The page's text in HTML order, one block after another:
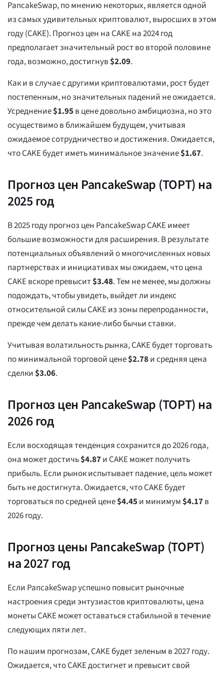
PancakeSwap, по мнению некоторых, является одной
из самых удивительных криптовалют, выросших в этом
году (CAKE). Прогноз цен на CAKE на 2024 год
предполагает значительный рост во второй половине
года, возможно, достигнув$2.09.
Как и в случае с другими криптовалютами, рост будет
постепенным, но значительных падений не ожидается.
Усреднение$1.95в цене довольно амбициозна, но это
осуществимо в ближайшем будущем, учитывая
ожидаемое сотрудничество и достижения. Ожидается,
что CAKE будет иметь минимальное значение$1.67.
Прогноз цен PancakeSwap (ТОРТ) на
2025 год
В 2025 году прогноз цен PancakeSwap CAKE имеет
большие возможности для расширения. В результате
потенциальных объявлений о многочисленных новых
партнерствах и инициативах мы ожидаем, что цена
CAKE вскоре превысит$3.48. Тем не менее, мы должны
подождать, чтобы увидеть, выйдет ли индекс
относительной силы CAKE из зоны перепроданности,
прежде чем делать какие-либо бычьи ставки.
Учитывая волатильность рынка, CAKE будет торговать
по минимальной торговой цене$2.78и средняя цена
сделки$3.06.
Прогноз цен PancakeSwap (ТОРТ) на
2026 год
Если восходящая тенденция сохранится до 2026 года,
она может достичь$4.87и CAKE может получить
прибыль. Если рынок испытывает падение, цель может
быть не достигнута. Ожидается, что CAKE будет
торговаться по средней цене$4.45и минимум$4.17в
2026 году.
Прогноз цены PancakeSwap (ТОРТ)
на 2027 год
Если PancakeSwap успешно повысит рыночные
настроения среди энтузиастов криптовалюты, цена
монеты CAKE может оставаться стабильной в течение
следующих пяти лет.
По нашим прогнозам, CAKE будет зеленым в 2027 году.
Ожидается, что CAKE достигнет и превысит свой